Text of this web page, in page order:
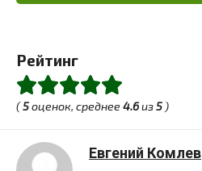
Рейтинг
(5оценок, среднее4.6из5 )
Евгений Комлев